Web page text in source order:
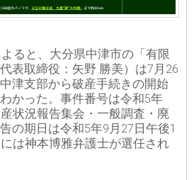
ると、大分県中津市の「有限
表取締役：矢野 勝美）は7月26
津支部から破産手続きの開始
かった。事件番号は令和5年
産状況報告集会・一般調査・廃
の期日は令和5年9月27日午後1
は神本博雅弁護士が選任され